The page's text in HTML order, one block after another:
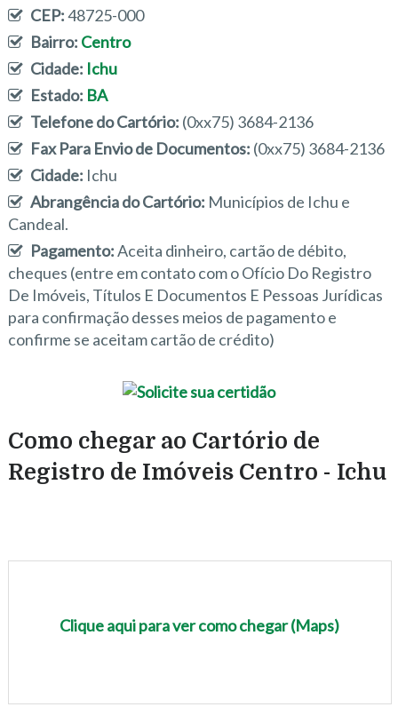
CEP:48725-000
Bairro: Centro
Cidade: Ichu
Estado: BA
Telefone do Cartório: (0xx75) 3684-2136
Fax Para Envio de Documentos: (0xx75) 3684-2136
Cidade: Ichu
Abrangência do Cartório: Municípios de Ichu e
Candeal.
Pagamento:Aceita dinheiro, cartão de débito,
cheques (entre em contato com o Ofício Do Registro
De Imóveis, Títulos E Documentos E Pessoas Jurídicas
para confirmação desses meios de pagamento e
confirme se aceitam cartão de crédito)
Como chegar ao Cartório de
Registro de Imóveis Centro - Ichu
Clique aqui para ver como chegar (Maps)